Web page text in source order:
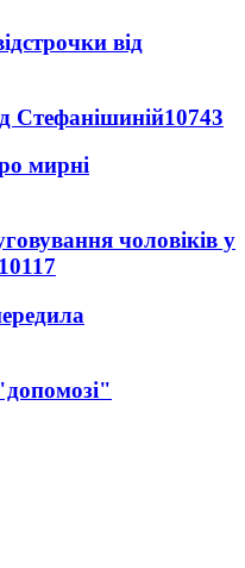
від
Стефанішиній10743
мирні
чоловіків у
10117